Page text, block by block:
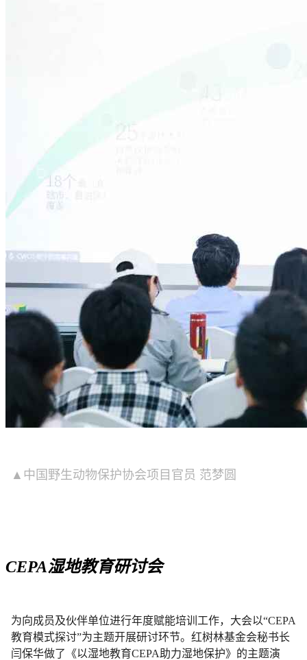
▲中国野生动物保护协会项目官员 范梦圆
CEPA湿地教育研讨会
为向成员及伙伴单位进行年度赋能培训工作，大会以“CEPA
教育模式探讨”为主题开展研讨环节。红树林基金会秘书长
闫保华做了《以湿地教育CEPA助力湿地保护》的主题演